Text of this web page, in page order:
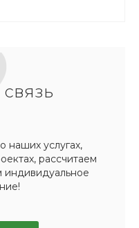
наших услугах,
рассчитаем
индивидуальное